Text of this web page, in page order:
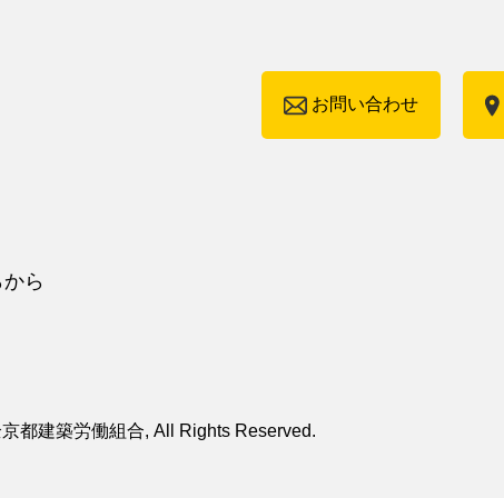
ら
お問い合わせ
都建築労働組合, All Rights Reserved.